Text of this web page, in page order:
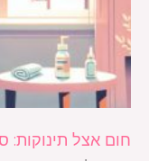
חום אצל תינוקות: